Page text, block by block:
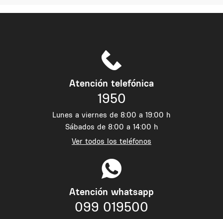
Atención telefónica
1950
Lunes a viernes de 8:00 a 19:00 h
Sábados de 8:00 a 14:00 h
Ver todos los teléfonos
Atención whatsapp
099 019500